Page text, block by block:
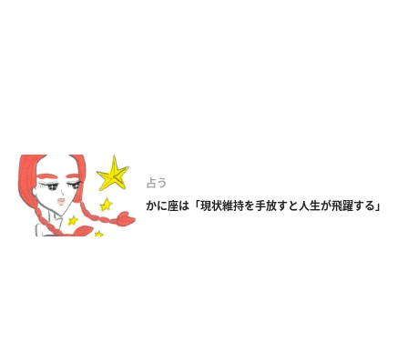
占う
かに座は「現状維持を手放すと人生が飛躍する」